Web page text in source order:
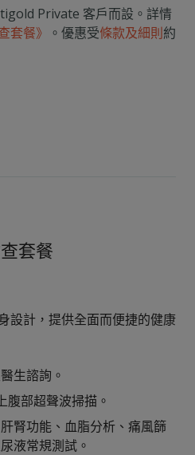
Private 客戶而設。詳情
套餐》 。優惠受條款及細則約
套餐
設計，提供全面而便捷的健康
生諮詢。
腹部超聲波掃描。
腎功能、血脂分析、痛風篩
液常規測試。